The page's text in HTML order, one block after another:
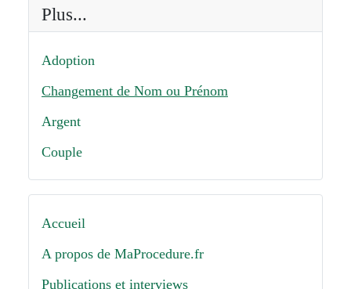
Plus...
Adoption
Changement de Nom ou Prénom
Argent
Couple
Accueil
A propos de MaProcedure.fr
Publications et interviews